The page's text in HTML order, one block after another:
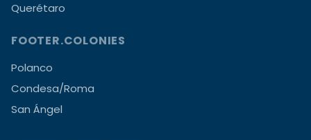
Querétaro
FOOTER.COLONIES
Polanco
Condesa/Roma
San Ángel